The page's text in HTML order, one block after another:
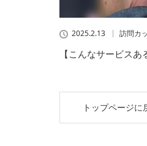
2025.2.13 訪問カ
【こんなサービス
トップページに